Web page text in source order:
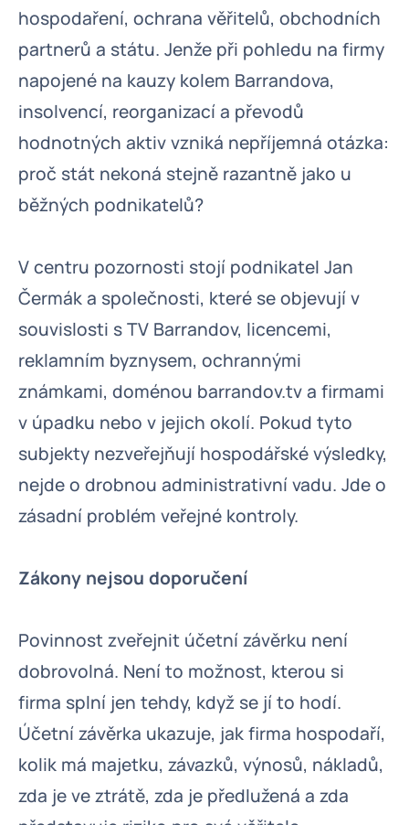
hospodaření, ochrana věřitelů, obchodních
partnerů a státu. Jenže při pohledu na firmy
napojené na kauzy kolem Barrandova,
insolvencí, reorganizací a převodů
hodnotných aktiv vzniká nepříjemná otázka:
proč stát nekoná stejně razantně jako u
běžných podnikatelů?
V centru pozornosti stojí podnikatel Jan
Čermák a společnosti, které se objevují v
souvislosti s TV Barrandov, licencemi,
reklamním byznysem, ochrannými
známkami, doménou barrandov.tv a firmami
v úpadku nebo v jejich okolí. Pokud tyto
subjekty nezveřejňují hospodářské výsledky,
nejde o drobnou administrativní vadu. Jde o
zásadní problém veřejné kontroly.
Zákony nejsou doporučení
Povinnost zveřejnit účetní závěrku není
dobrovolná. Není to možnost, kterou si
firma splní jen tehdy, když se jí to hodí.
Účetní závěrka ukazuje, jak firma hospodaří,
kolik má majetku, závazků, výnosů, nákladů,
zda je ve ztrátě, zda je předlužená a zda